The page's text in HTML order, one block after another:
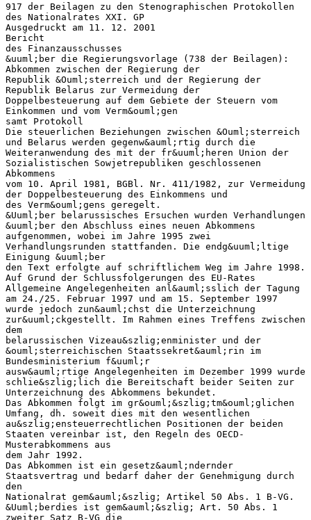
917 der Beilagen zu den Stenographischen Protokollen
des Nationalrates XXI. GP
Ausgedruckt am 11. 12. 2001
Bericht
des Finanzausschusses
&uuml;ber die Regierungsvorlage (738 der Beilagen):
Abkommen zwischen der Regierung der
Republik &Ouml;sterreich und der Regierung der
Republik Belarus zur Vermeidung der
Doppelbesteuerung auf dem Gebiete der Steuern vom
Einkommen und vom Verm&ouml;gen
samt Protokoll
Die steuerlichen Beziehungen zwischen &Ouml;sterreich
und Belarus werden gegenw&auml;rtig durch die
Weiteranwendung des mit der fr&uuml;heren Union der
Sozialistischen Sowjetrepubliken geschlossenen
Abkommens
vom 10. April 1981, BGBl. Nr. 411/1982, zur Vermeidung
der Doppelbesteuerung des Einkommens und
des Verm&ouml;gens geregelt.
&Uuml;ber belarussisches Ersuchen wurden Verhandlungen
&uuml;ber den Abschluss eines neuen Abkommens
aufgenommen, wobei im Jahre 1995 zwei
Verhandlungsrunden stattfanden. Die endg&uuml;ltige
Einigung &uuml;ber
den Text erfolgte auf schriftlichem Weg im Jahre 1998.
Auf Grund der Schlussfolgerungen des EU-Rates
Allgemeine Angelegenheiten anl&auml;sslich der Tagung
am 24./25. Februar 1997 und am 15. September 1997
wurde jedoch zun&auml;chst die Unterzeichnung
zur&uuml;ckgestellt. Im Rahmen eines Treffens zwischen
dem
belarussischen Vizeau&szlig;enminister und der
&ouml;sterreichischen Staatssekret&auml;rin im
Bundesministerium f&uuml;r
ausw&auml;rtige Angelegenheiten im Dezember 1999 wurde
schlie&szlig;lich die Bereitschaft beider Seiten zur
Unterzeichnung des Abkommens bekundet.
Das Abkommen folgt im gr&ouml;&szlig;tm&ouml;glichen
Umfang, dh. soweit dies mit den wesentlichen
au&szlig;ensteuerrechtlichen Positionen der beiden
Staaten vereinbar ist, den Regeln des OECD-
Musterabkommens aus
dem Jahr 1992.
Das Abkommen ist ein gesetz&auml;ndernder
Staatsvertrag und bedarf daher der Genehmigung durch
den
Nationalrat gem&auml;&szlig; Artikel 50 Abs. 1 B-VG.
&Uuml;berdies ist gem&auml;&szlig; Art. 50 Abs. 1
zweiter Satz B-VG die